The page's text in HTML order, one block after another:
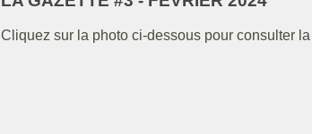
Cliquez sur la photo ci-dessous pour consulter